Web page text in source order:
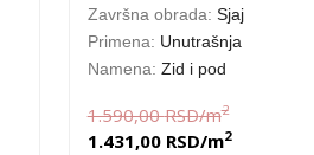
Završna obrada: Sjaj
Primena: Unutrašnja
Namena: Zid i pod
1.590,00RSD/m2
1.431,00 RSD/m2